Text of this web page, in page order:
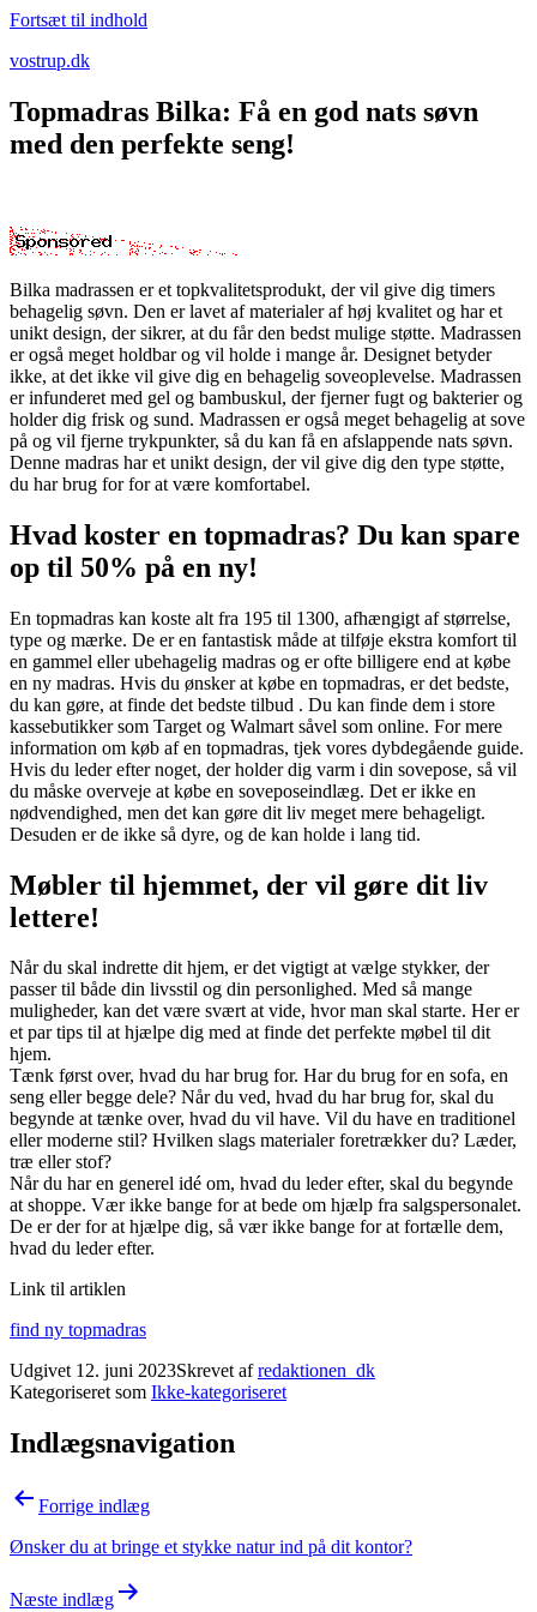
Fortsæt til indhold
vostrup.dk
Topmadras Bilka: Få en god nats søvn
med den perfekte seng!
Bilka madrassen er et topkvalitetsprodukt, der vil give dig timers
behagelig søvn. Den er lavet af materialer af høj kvalitet og har et
unikt design, der sikrer, at du får den bedst mulige støtte. Madrassen
er også meget holdbar og vil holde i mange år. Designet betyder
ikke, at det ikke vil give dig en behagelig soveoplevelse. Madrassen
er infunderet med gel og bambuskul, der fjerner fugt og bakterier og
holder dig frisk og sund. Madrassen er også meget behagelig at sove
på og vil fjerne trykpunkter, så du kan få en afslappende nats søvn.
Denne madras har et unikt design, der vil give dig den type støtte,
du har brug for for at være komfortabel.
Hvad koster en topmadras? Du kan spare
op til 50% på en ny!
En topmadras kan koste alt fra 195 til 1300, afhængigt af størrelse,
type og mærke. De er en fantastisk måde at tilføje ekstra komfort til
en gammel eller ubehagelig madras og er ofte billigere end at købe
en ny madras. Hvis du ønsker at købe en topmadras, er det bedste,
du kan gøre, at finde det bedste tilbud . Du kan finde dem i store
kassebutikker som Target og Walmart såvel som online. For mere
information om køb af en topmadras, tjek vores dybdegående guide.
Hvis du leder efter noget, der holder dig varm i din sovepose, så vil
du måske overveje at købe en soveposeindlæg. Det er ikke en
nødvendighed, men det kan gøre dit liv meget mere behageligt.
Desuden er de ikke så dyre, og de kan holde i lang tid.
Møbler til hjemmet, der vil gøre dit liv
lettere!
Når du skal indrette dit hjem, er det vigtigt at vælge stykker, der
passer til både din livsstil og din personlighed. Med så mange
muligheder, kan det være svært at vide, hvor man skal starte. Her er
et par tips til at hjælpe dig med at finde det perfekte møbel til dit
hjem.
Tænk først over, hvad du har brug for. Har du brug for en sofa, en
seng eller begge dele? Når du ved, hvad du har brug for, skal du
begynde at tænke over, hvad du vil have. Vil du have en traditionel
eller moderne stil? Hvilken slags materialer foretrækker du? Læder,
træ eller stof?
Når du har en generel idé om, hvad du leder efter, skal du begynde
at shoppe. Vær ikke bange for at bede om hjælp fra salgspersonalet.
De er der for at hjælpe dig, så vær ikke bange for at fortælle dem,
hvad du leder efter.
Link til artiklen
find ny topmadras
Udgivet 12. juni 2023Skrevet afredaktionen_dk
Kategoriseret som Ikke-kategoriseret
Indlægsnavigation
Forrige indlæg
Ønsker du at bringe et stykke natur ind på dit kontor?
Næste indlæg